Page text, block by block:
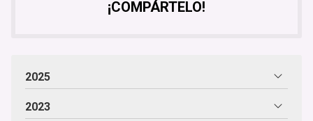
¡COMPÁRTELO!
2025
2023